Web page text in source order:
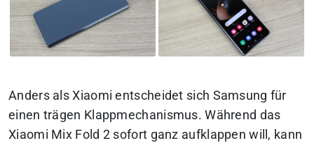
Anders als Xiaomi entscheidet sich Samsung für
einen trägen Klappmechanismus. Während das
Xiaomi Mix Fold 2 sofort ganz aufklappen will, kann